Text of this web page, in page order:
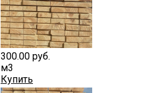
300.00 руб.
м3
Купить